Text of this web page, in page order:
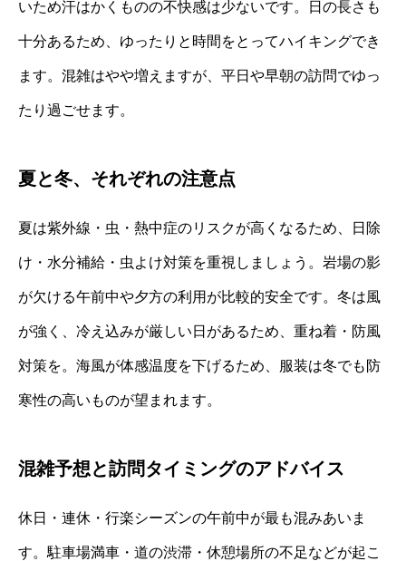
いため汗はかくものの不快感は少ないです。日の長さも
十分あるため、ゆったりと時間をとってハイキングでき
ます。混雑はやや増えますが、平日や早朝の訪問でゆっ
たり過ごせます。
夏と冬、それぞれの注意点
夏は紫外線・虫・熱中症のリスクが高くなるため、日除
け・水分補給・虫よけ対策を重視しましょう。岩場の影
が欠ける午前中や夕方の利用が比較的安全です。冬は風
が強く、冷え込みが厳しい日があるため、重ね着・防風
対策を。海風が体感温度を下げるため、服装は冬でも防
寒性の高いものが望まれます。
混雑予想と訪問タイミングのアドバイス
休日・連休・行楽シーズンの午前中が最も混みあいま
す。駐車場満車・道の渋滞・休憩場所の不足などが起こ